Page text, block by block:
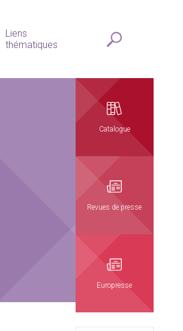
Liens
thématiques
Catalogue
Revues de presse
Europresse